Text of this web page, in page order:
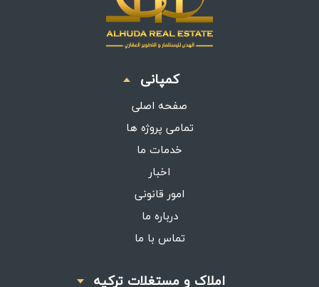
کمپانی
صفحه اصلی
تمامی پروژه ها
خدمات ما
اخبار
امور قانونی
درباره ما
تماس با ما
املاک و مستغلات ترکیه